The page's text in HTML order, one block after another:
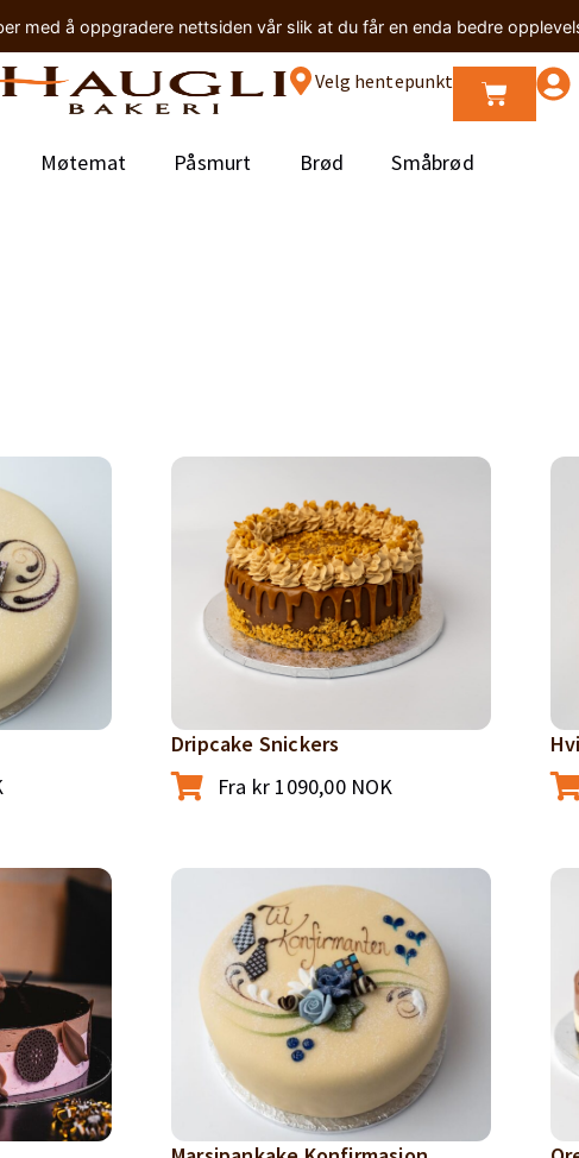
med å oppgradere nettsiden vår slik at du får en enda bedre
Velg hentepunkt
Møtemat Påsmurt Brød Småbrød
Dripcake Snickers
Fra kr 1090,00NOK